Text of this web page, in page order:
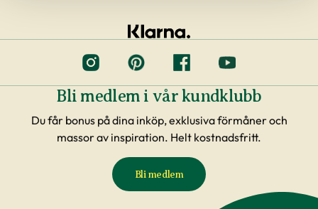
Bli medlem i vår kundklubb
Du får bonus på dina inköp, exklusiva förmåner och
massor av inspiration. Helt kostnadsfritt.
Bli medlem